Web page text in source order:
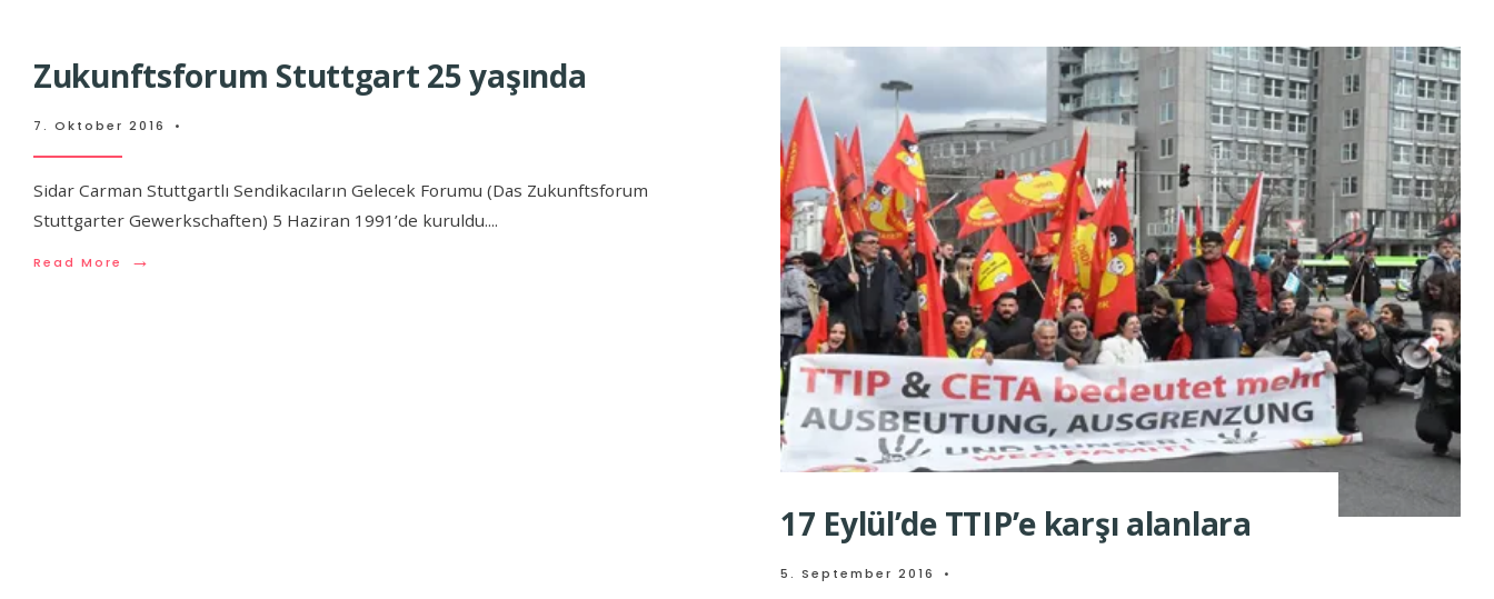
Zukunftsforum Stuttgart 25 yaşında
7. Oktober 2016 •
Sidar Carman Stuttgartlı Sendikacıların Gelecek Forumu (Das Zukunftsforum
Stuttgarter Gewerkschaften) 5 Haziran 1991’de kuruldu....
Read More →
17 Eylül’de TTIP’e karşı alanlara
5. September 2016 •